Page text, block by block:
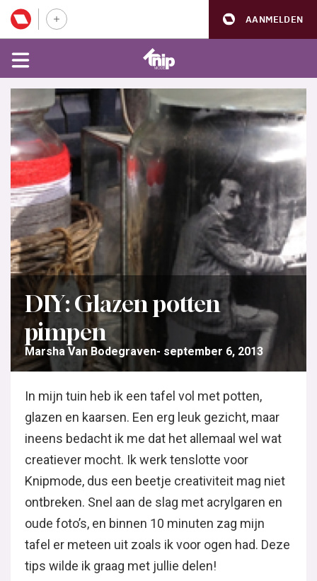
AANMELDEN
DIY: Glazen potten
pimpen
Marsha Van Bodegraven september 6, 2013
In mijn tuin heb ik een tafel vol met potten,
glazen en kaarsen. Een erg leuk gezicht, maar
ineens bedacht ik me dat het allemaal wel wat
creatiever mocht. Ik werk tenslotte voor
Knipmode, dus een beetje creativiteit mag niet
ontbreken. Snel aan de slag met acrylgaren en
oude foto’s, en binnen 10 minuten zag mijn
tafel er meteen uit zoals ik voor ogen had. Deze
tips wilde ik graag met jullie delen!